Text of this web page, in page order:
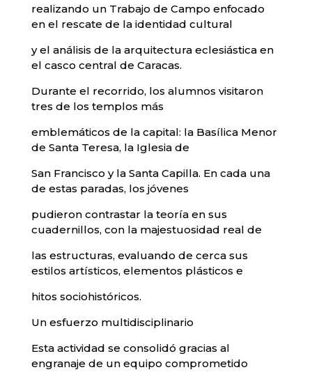
realizando un Trabajo de Campo enfocado
en el rescate de la identidad cultural
y el análisis de la arquitectura eclesiástica en
el casco central de Caracas.
Durante el recorrido, los alumnos visitaron
tres de los templos más
emblemáticos de la capital: la Basílica Menor
de Santa Teresa, la Iglesia de
San Francisco y la Santa Capilla. En cada una
de estas paradas, los jóvenes
pudieron contrastar la teoría en sus
cuadernillos, con la majestuosidad real de
las estructuras, evaluando de cerca sus
estilos artísticos, elementos plásticos e
hitos sociohistóricos.
Un esfuerzo multidisciplinario
Esta actividad se consolidó gracias al
engranaje de un equipo comprometido